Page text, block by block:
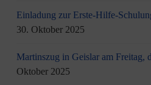
Einladung zur Erste-Hilfe-
30. Oktober 2025
Martinszug in Geislar am Freitag,
Oktober 2025